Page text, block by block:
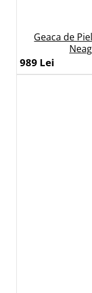
Geaca de
989 Lei